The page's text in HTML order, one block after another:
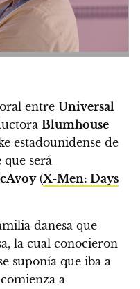
entre Universal
Blumhouse
estadounidense de
que será
(X-Men: Days
danesa que
la cual conocieron
suponía que iba a
a